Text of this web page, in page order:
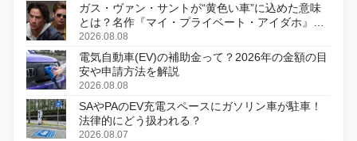
ガス・ヴァン・サントが“黄色い車”に込めた意味
とは？名作『マイ・プライベート・アイダホ』が
初のデジタルリマスター版で復活
2026.08.08
電気自動車(EV)の補助金って？2026年の金額の目
安や申請方法を解説
2026.08.08
SAやPAのEV充電スペースにガソリン車が駐車！
法律的にどう扱われる？
2026.08.07